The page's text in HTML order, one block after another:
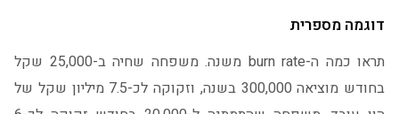
דוגמה מספרית
תראו כמה ה-burn rate משנה. משפחה שחיה ב-25,000 שקל
בחודש מוציאה 300,000 בשנה, וזקוקה לכ-7.5 מיליון שקל של